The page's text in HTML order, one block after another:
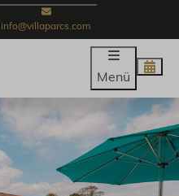
info@villaparcs.com
Menü